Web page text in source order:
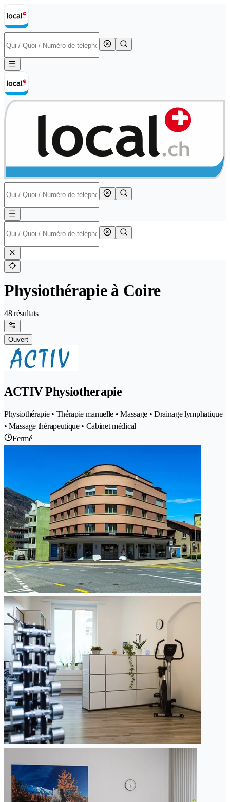
Physiothérapie à Coire
48 résultats
Ouvert
ACTIV Physiotherapie
Physiothérapie • Thérapie manuelle • Massage • Drainage lymphatique
• Massage thérapeutique • Cabinet médical
Fermé